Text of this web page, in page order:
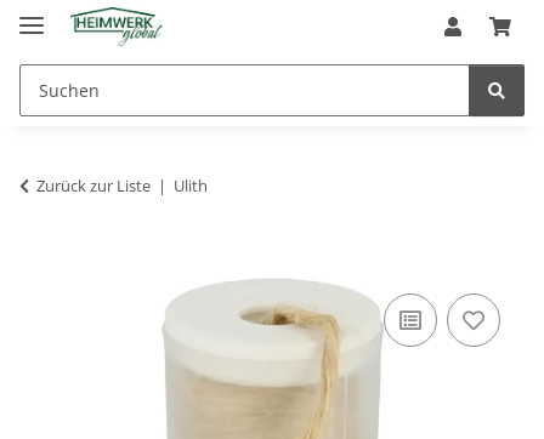
Zurück zur Liste Ulith